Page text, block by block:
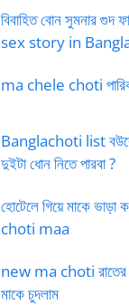
বিবাহিত বোন সুমনার
sex story in
ma chele choti
Banglachoti list
দুইটা ধোন নিতে পারবা ?
হোটেলে গিয়ে মাকে
choti maa
new ma choti রাতের
মাকে চুদলাম